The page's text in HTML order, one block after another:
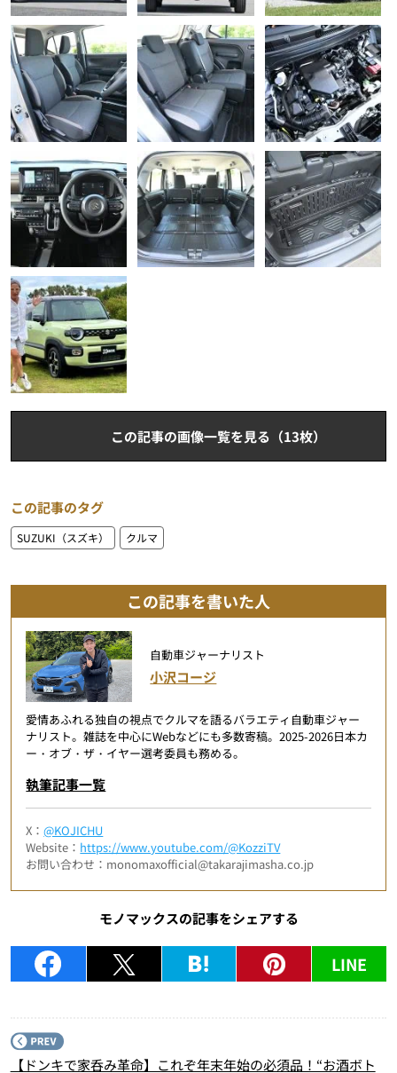
この記事の画像一覧を見る（13枚）
この記事のタグ
SUZUKI（スズキ） クルマ
この記事を書いた人
自動車ジャーナリスト
小沢コージ
愛情あふれる独自の視点でクルマを語るバラエティ自動車ジャー
ナリスト。雑誌を中心にWebなどにも多数寄稿。2025-2026日本カ
ー・オブ・ザ・イヤー選考委員も務める。
執筆記事一覧
X：@KOJICHU
Website： https://www.youtube.com/@KozziTV
お問い合わせ：monomaxofficial@takarajimasha.co.jp
モノマックスの記事をシェアする
LINE
【ドンキで家呑み革命】これぞ年末年始の必須品！“お酒ボト